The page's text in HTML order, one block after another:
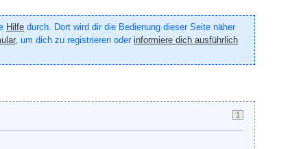
Hilfe durch. Dort wird dir die Bedienung dieser Seite näher
, um dich zu registrieren oderinformiere dich ausführlich
1